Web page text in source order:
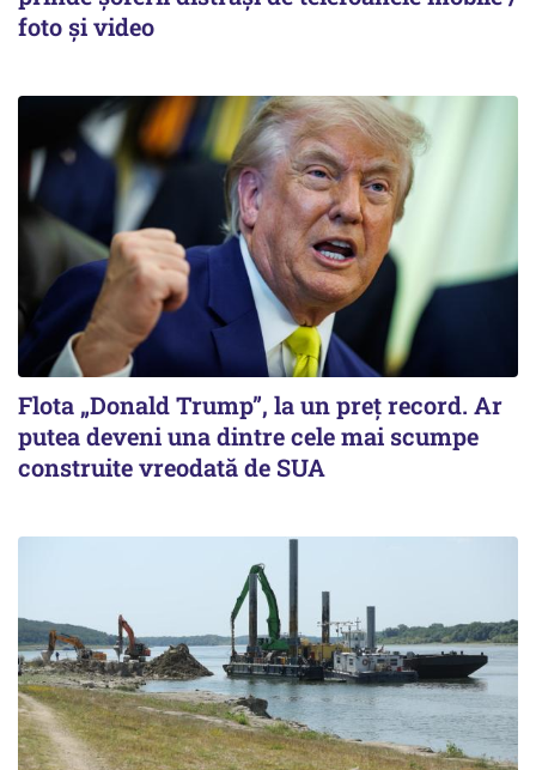
foto și video
Flota „Donald Trump”, la un preț record. Ar
putea deveni una dintre cele mai scumpe
construite vreodată de SUA